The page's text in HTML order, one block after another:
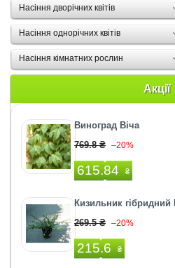
Насіння дворічних квітів
Насіння однорічних квітів
Насіння кімнатних рослин
Акції
Виноград Віча
769.8 ₴ –20%
615.84 ₴
Кизильник
269.5 ₴ –20%
215.6 ₴